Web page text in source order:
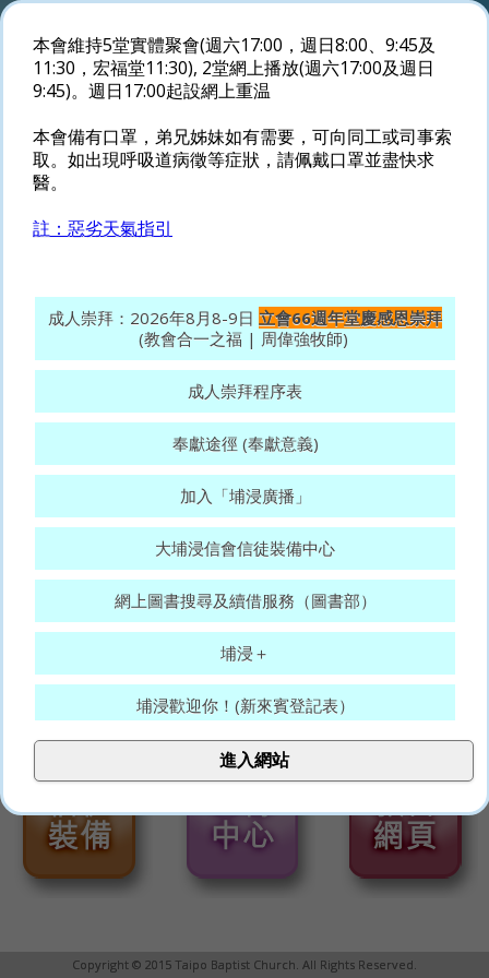
Copyright © 2015 Taipo Baptist Church. All Rights Reserved.
本會維持5堂實體聚會(週六17:00，週日8:00、9:45及
11:30，宏福堂11:30), 2堂網上播放(週六17:00及週日
9:45)。週日17:00起設網上重温
本會備有口罩，弟兄姊妹如有需要，可向同工或司事索
取。如出現呼吸道病徵等症狀，請佩戴口罩並盡快求
醫。
註：惡劣天氣指引
成人崇拜：2026年8月8-9日 立會66週年堂慶感恩崇拜
(教會合一之福 | 周偉強牧師)
成人崇拜程序表
奉獻途徑 (奉獻意義)
加入「埔浸廣播」
大埔浸信會信徒裝備中心
網上圖書搜尋及續借服務（圖書部）
埔浸＋
埔浸歡迎你！(新來賓登記表）
大埔浸信會代禱表
願賜平安的神，常和你們眾人同在。(羅15:33)
進入網站